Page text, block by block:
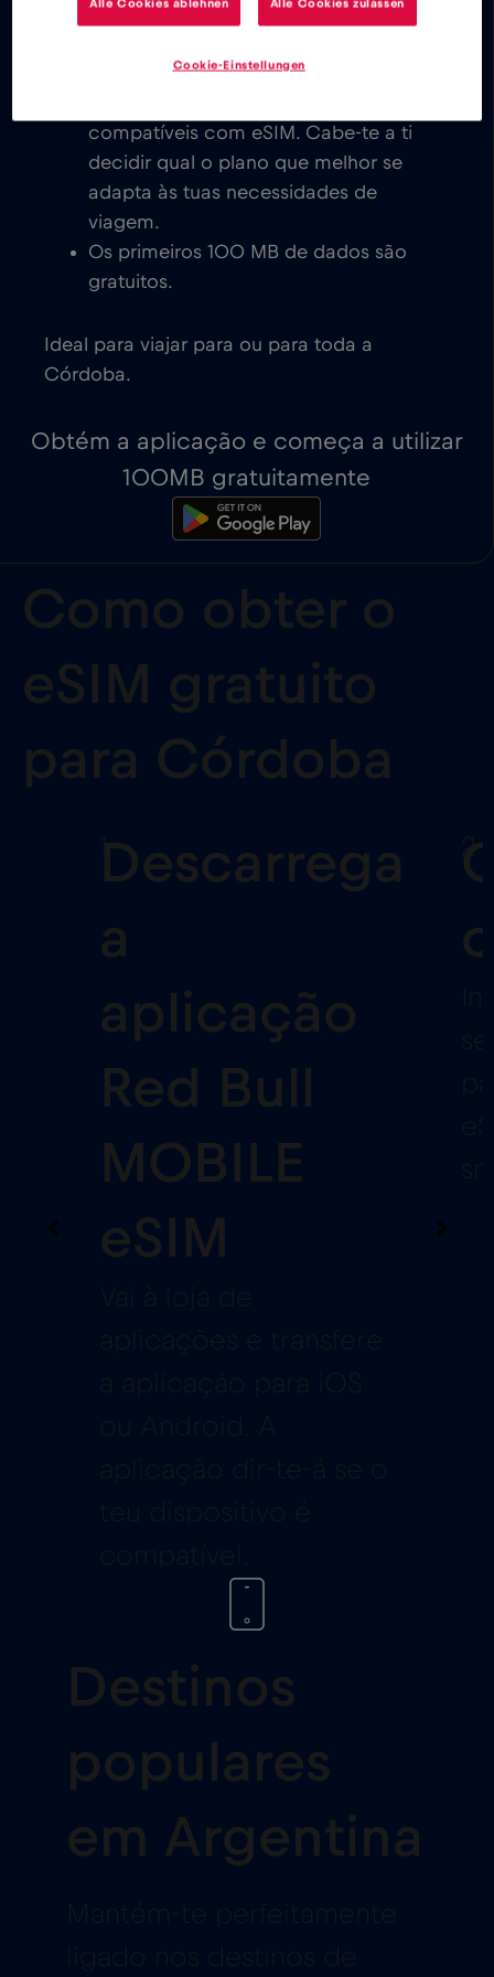
todo o mundo é instantânea.
eSIM de baixo custo para a Córdoba,
compatíveis com eSIM. Cabe-te a ti
decidir qual o plano que melhor se
adapta às tuas necessidades de
viagem.
Os primeiros 100 MB de dados são
gratuitos.
Ideal para viajar para ou para toda a
Córdoba.
Obtém a aplicação e começa a utilizar
100MB gratuitamente
Como obter o
eSIM gratuito
para Córdoba
1Descarrega
a
aplicação
Red Bull
MOBILE
eSIM
Vai à loja de
aplicações e transfere
a aplicação para iOS
ou Android. A
aplicação dir-te-á se o
teu dispositivo é
compatível.
2
Destinos
populares
em Argentina
Mantém-te perfeitamente
ligado nos destinos de
Alle Cookies ablehnen Alle Cookies zulassen
Cookie-Einstellungen